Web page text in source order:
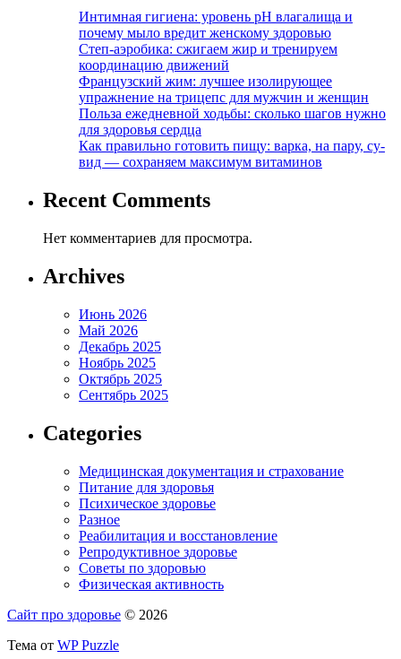
Интимная гигиена: уровень pH влагалища и
почему мыло вредит женскому здоровью
Степ-аэробика: сжигаем жир и тренируем
координацию движений
Французский жим: лучшее изолирующее
упражнение на трицепс для мужчин и женщин
Польза ежедневной ходьбы: сколько шагов нужно
для здоровья сердца
Как правильно готовить пищу: варка, на пару, су-
вид — сохраняем максимум витаминов
Recent Comments
Нет комментариев для просмотра.
Archives
Июнь 2026
Май 2026
Декабрь 2025
Ноябрь 2025
Октябрь 2025
Сентябрь 2025
Categories
Медицинская документация и страхование
Питание для здоровья
Психическое здоровье
Разное
Реабилитация и восстановление
Репродуктивное здоровье
Советы по здоровью
Физическая активность
Сайт про здоровье © 2026
Тема от WP Puzzle